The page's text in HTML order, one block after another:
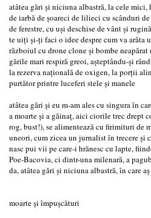
atâtea gări și niciuna albastră, la cele mici,
de iarbă de șoareci de lilieci cu scânduri
de ferestre, cu uși deschise de vânt și
te uiți și-ți faci o idee despre cum va arăta
războiul cu drone clone și bombe neapărat
gările mari respiră greoi, așteptându-și
la rezerva națională de oxigen, la porții
purtător printre luceferi stele și manele
atâtea gări și eu m-am ales cu singura în
a moarte și a găinaț, aici ciorile trec drept
rog, bust!), se alimentează cu firimituri de
uneori, cum zicea un jurnalist în trecere și
nasc pui vii pe care-i hrănesc cu lapte,
Poe-Bacovia, ci dintr-una milenară, a
da, atâtea gări și niciuna albastră, în care
moarte și împușcături